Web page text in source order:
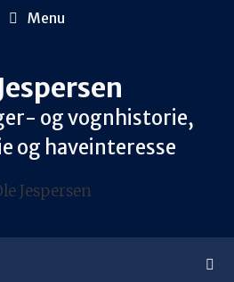
Menu
og vognhistorie,
og haveinteresse